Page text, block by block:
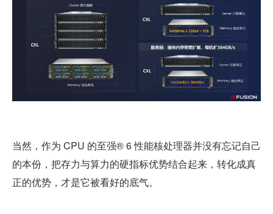
当然，作为 CPU 的至强® 6 性能核处理器并没有忘记自己
的本份，把存力与算力的硬指标优势结合起来，转化成真
正的优势，才是它被看好的底气。